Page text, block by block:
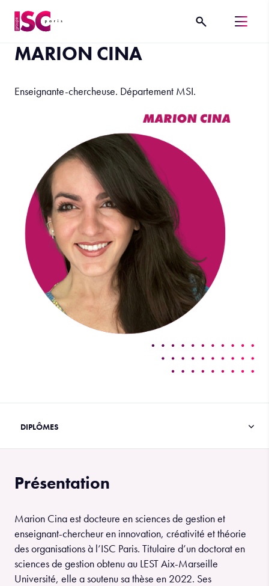
MARION CINA
Enseignante-chercheuse. Département MSI.
Présentation
Marion Cina est docteure en sciences de gestion et
enseignant-chercheur en innovation, créativité et théorie
des organisations à l’ISC Paris. Titulaire d’un doctorat en
sciences de gestion obtenu au LEST Aix-Marseille
Université, elle a soutenu sa thèse en 2022. Ses